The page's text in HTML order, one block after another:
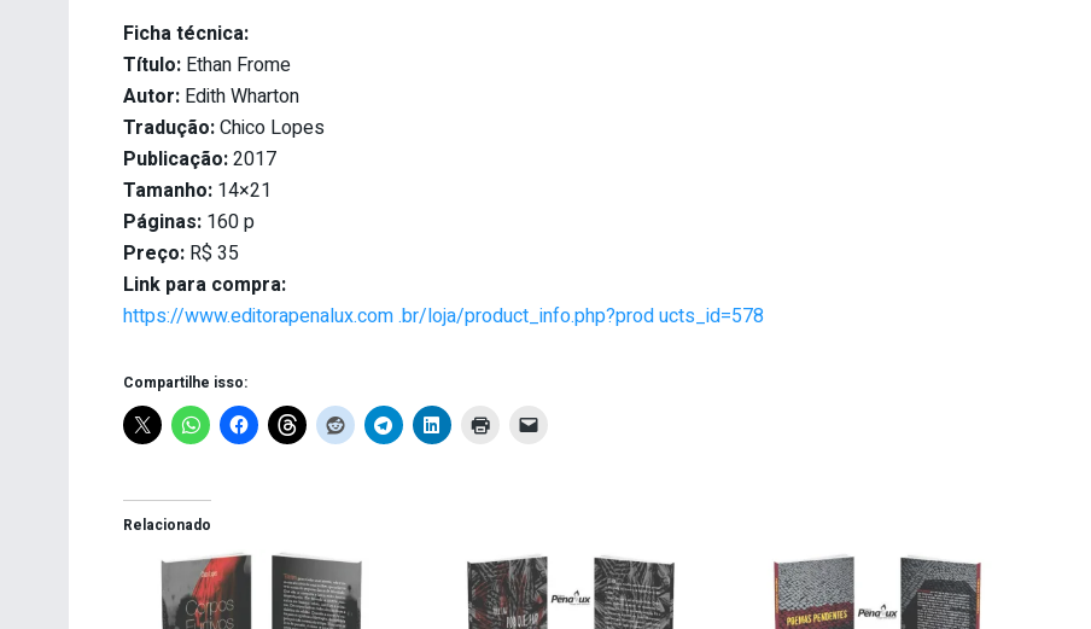
Ficha técnica:
Título: Ethan Frome
Autor: Edith Wharton
Tradução:Chico Lopes
Publicação:2017
Tamanho: 14×21
Páginas: 160 p
Preço: R$ 35
Link para compra:
https://www.editorapenalux.com .br/loja/product_info.php?prod ucts_id=578
Compartilhe isso:
Relacionado